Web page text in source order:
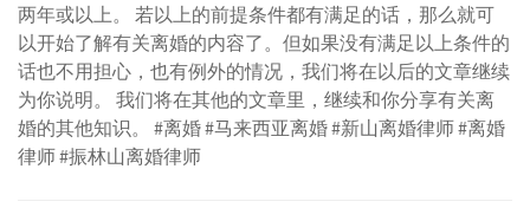
两年或以上。 若以上的前提条件都有满足的话，那么就可
以开始了解有关离婚的内容了。但如果没有满足以上条件的
话也不用担心，也有例外的情况，我们将在以后的文章继续
为你说明。 我们将在其他的文章里，继续和你分享有关离
婚的其他知识。 #离婚 #马来西亚离婚 #新山离婚律师 #离婚
律师 #振林山离婚律师